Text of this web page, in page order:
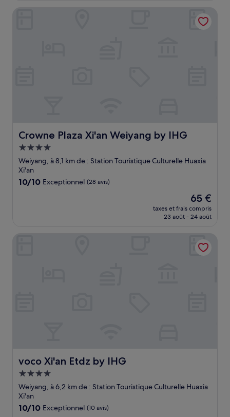
de
51 €
Crowne Plaza Xi'an Weiyang by IHG
Crowne Plaza Xi'an Weiyang by IHG
Hébergement
4.0 étoiles
Weiyang, à 8,1 km de : Station Touristique Culturelle Huaxia
Xi'an
10.0
10/10 Exceptionnel (28 avis)
Le
nouveau
prix
de
65 €
65 €
taxes et frais compris
23 août - 24 août
voco Xi'an Etdz by IHG
voco Xi'an Etdz by IHG
Hébergement
4.0 étoiles
Weiyang, à 6,2 km de : Station Touristique Culturelle Huaxia
Xi'an
10.0
10/10 Exceptionnel (10 avis)